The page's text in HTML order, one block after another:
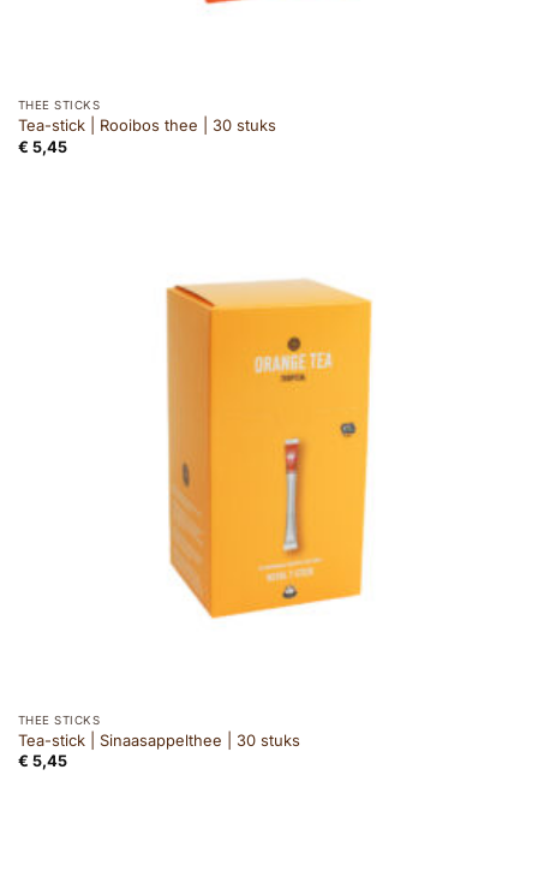
THEE STICKS
Tea-stick | Rooibos thee | 30 stuks
€ 5,45
THEE STICKS
Tea-stick | Sinaasappelthee | 30 stuks
€ 5,45